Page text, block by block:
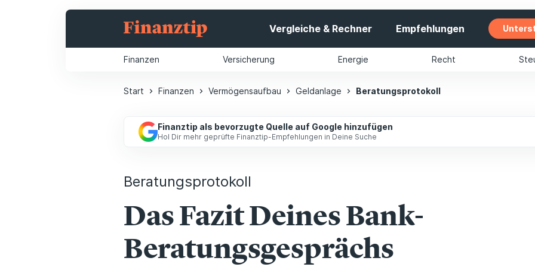
Vergleiche & Rechner Empfehlungen
Finanzen Versicherung Energie Recht
Start Finanzen Vermögensaufbau Geldanlage Beratungsprotokoll
Finanztip als bevorzugte Quelle auf Google hinzufügen
Hol Dir mehr geprüfte Finanztip-Empfehlungen in Deine Suche
Beratungsprotokoll
Das Fazit Deines Bank-
Beratungsgesprächs